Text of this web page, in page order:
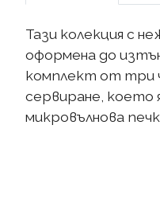
Тази колекция с
оформена до
комплект от три
сервиране, което
микровълнова